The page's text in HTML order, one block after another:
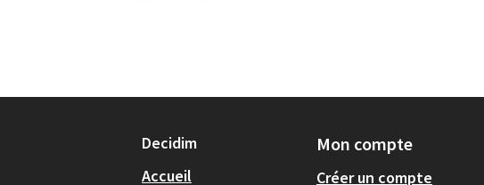
Decidim
Accueil
Mon compte
Créer un compte